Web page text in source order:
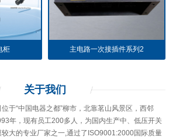
柜 主电路一次接插件系列2
关于我们
于“中国电器之都”柳市，北靠茗山风景区，西邻
年，现有员工200多人，为国内生产中、低压开关
大的专业厂家之一,通过了ISO9001:2000国际质量